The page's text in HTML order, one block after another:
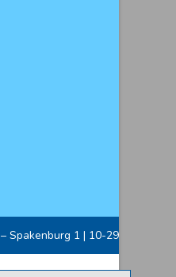
Spakenburg 1 | 10-29